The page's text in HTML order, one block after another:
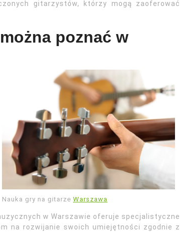
gitarzystów, którzy mogą zaoferować
poznać w
Nauka gry na gitarze Warszawa
w Warszawie oferuje specjalistyczne
na rozwijanie swoich umiejętności zgodnie z